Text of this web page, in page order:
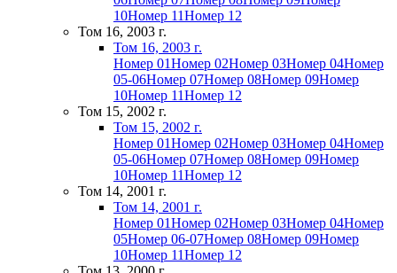
10Номер 11Номер 12
Том 16, 2003 г.
Том 16, 2003 г.
Номер 01Номер 02Номер 03Номер 04Номер
05-06Номер 07Номер 08Номер 09Номер
10Номер 11Номер 12
Том 15, 2002 г.
Том 15, 2002 г.
Номер 01Номер 02Номер 03Номер 04Номер
05-06Номер 07Номер 08Номер 09Номер
10Номер 11Номер 12
Том 14, 2001 г.
Том 14, 2001 г.
Номер 01Номер 02Номер 03Номер 04Номер
05Номер 06-07Номер 08Номер 09Номер
10Номер 11Номер 12